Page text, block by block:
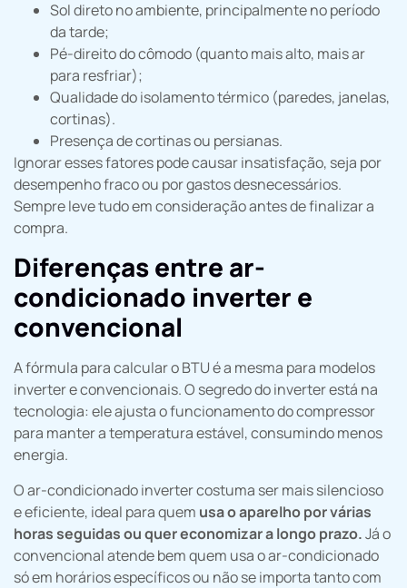
Sol direto no ambiente, principalmente no período
da tarde;
Pé-direito do cômodo (quanto mais alto, mais ar
para resfriar);
Qualidade do isolamento térmico (paredes, janelas,
cortinas).
Presença de cortinas ou persianas.
Ignorar esses fatores pode causar insatisfação, seja por
desempenho fraco ou por gastos desnecessários.
Sempre leve tudo em consideração antes de finalizar a
compra.
Diferenças entre ar-
condicionado inverter e
convencional
A fórmula para calcular o BTU é a mesma para modelos
inverter e convencionais. O segredo do inverter está na
tecnologia: ele ajusta o funcionamento do compressor
para manter a temperatura estável, consumindo menos
energia.
O ar-condicionado inverter costuma ser mais silencioso
e eficiente, ideal para quem usa o aparelho por várias
horas seguidas ou quer economizar a longo prazo.Já o
convencional atende bem quem usa o ar-condicionado
só em horários específicos ou não se importa tanto com